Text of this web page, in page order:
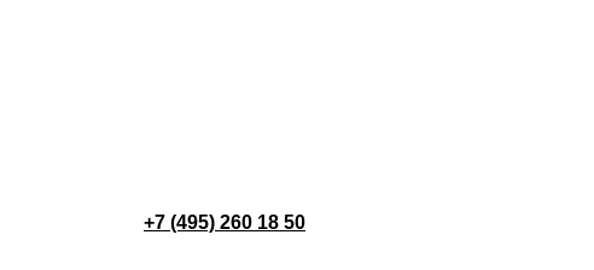
+7 (495) 260 18 50